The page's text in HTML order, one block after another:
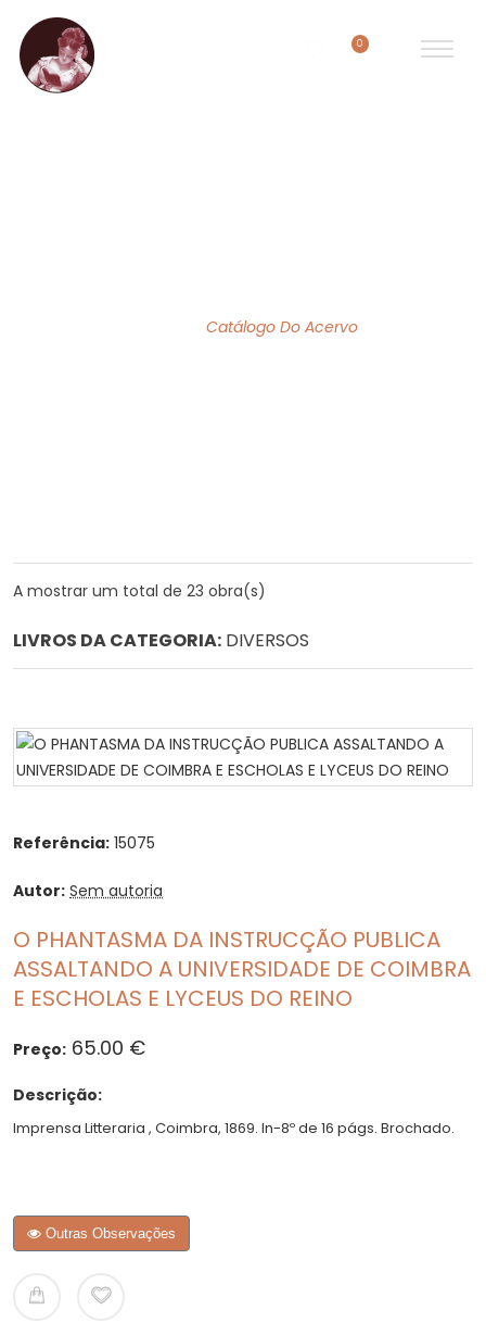
0
Catálogo Do Acervo
A mostrar um total de 23 obra(s)
LIVROS DA CATEGORIA: DIVERSOS
Referência: 15075
Autor: Sem autoria
O PHANTASMA DA INSTRUCÇÃO PUBLICA
ASSALTANDO A UNIVERSIDADE DE COIMBRA
E ESCHOLAS E LYCEUS DO REINO
Preço: 65.00 €
Descrição:
Imprensa Litteraria , Coimbra, 1869. In-8º de 16 págs. Brochado.
Outras Observações